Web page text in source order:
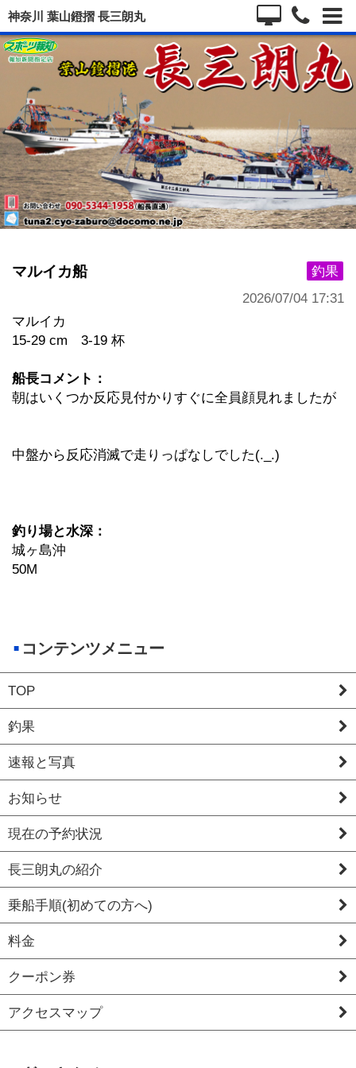
神奈川 葉山鐙摺 長三朗丸
釣果
マルイカ船
2026/07/04 17:31
マルイカ
15-29 cm 3-19 杯
船長コメント：
朝はいくつか反応見付かりすぐに全員顔見れましたが
中盤から反応消滅で走りっぱなしでした(._.)
釣り場と水深：
城ヶ島沖
50M
コンテンツメニュー
TOP
釣果
速報と写真
お知らせ
現在の予約状況
長三朗丸の紹介
乗船手順(初めての方へ)
料金
クーポン券
アクセスマップ